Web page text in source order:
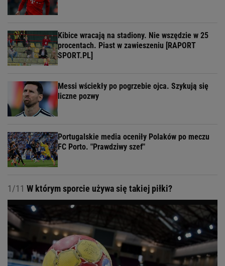
Kibice wracają na stadiony. Nie wszędzie w 25
procentach. Piast w zawieszeniu [RAPORT
SPORT.PL]
Messi wściekły po pogrzebie ojca. Szykują się
liczne pozwy
Portugalskie media oceniły Polaków po meczu
FC Porto. "Prawdziwy szef"
1/11 W którym sporcie używa się takiej piłki?